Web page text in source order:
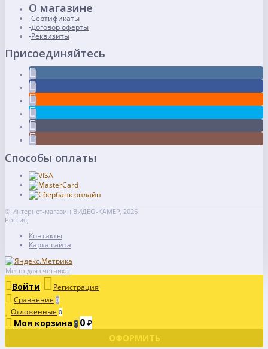
О магазине
Сертификаты
Договор оферты
Реквизиты
Присоединяйтесь
Способы оплаты
© Интернет-магазин ВИДЕО-КАМЕР, 2026
Россия,
Контакты
Карта сайта
Место для счетчика
Войти
Регистрация
Сравнение 0
Отложенные 0
Моя корзина 0 0 ₽
ОФОРМИТЬ